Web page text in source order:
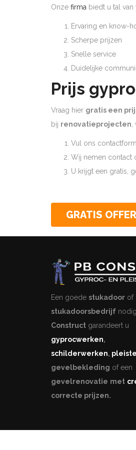
Onze firma biedt u tal
Ervaring en know-
Scherpe prijzen
Snelle service
Duidelijke
Prijs
Vraag hier gratis een
bij renovatieprojecten
Vul ons
Wij nemen contact
U krijgt een gratis,
GRATIS
Een goede stukadoor of
stukadoorsbedrijf
Construct garandeert u
gyprocwerken,
schilderwerken,
gevelbekleding of een
gevelrenovatie met
correcte prijzen.